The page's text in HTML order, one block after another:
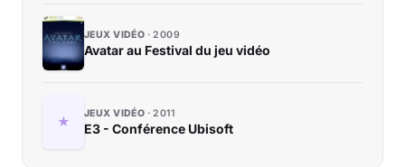
JEUX VIDÉO 2009
Avatar au Festival du jeu vidéo
JEUX VIDÉO 2011
E3 - Conférence Ubisoft